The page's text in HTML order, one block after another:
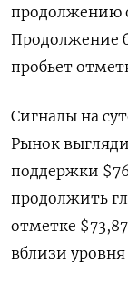
продолжению
Продолжение
пробьет
Сигналы на
Рынок
поддержки
продолжить
отметке
вблизи